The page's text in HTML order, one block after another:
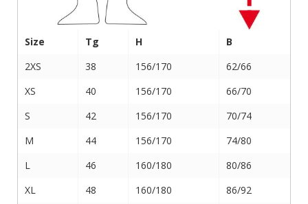
Size Tg H
B
2XS
38 156/170
62/66
XS
40 156/170
66/70
S
42 156/170
70/74
M
44 156/170
74/80
L
46 160/180
80/86
XL
48 160/180
86/92